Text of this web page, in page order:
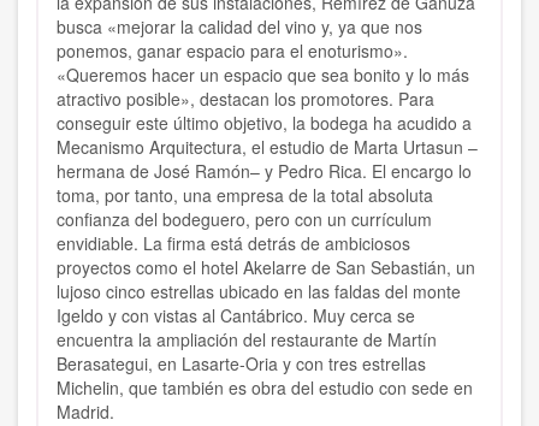
busca «mejorar la calidad del vino y, ya que nos
ponemos, ganar espacio para el enoturismo».
«Queremos hacer un espacio que sea bonito y lo más
atractivo posible», destacan los promotores. Para
conseguir este último objetivo, la bodega ha acudido a
Mecanismo Arquitectura, el estudio de Marta Urtasun –
hermana de José Ramón– y Pedro Rica. El encargo lo
toma, por tanto, una empresa de la total absoluta
confianza del bodeguero, pero con un currículum
envidiable. La firma está detrás de ambiciosos
proyectos como el hotel Akelarre de San Sebastián, un
lujoso cinco estrellas ubicado en las faldas del monte
Igeldo y con vistas al Cantábrico. Muy cerca se
encuentra la ampliación del restaurante de Martín
Berasategui, en Lasarte-Oria y con tres estrellas
Michelin, que también es obra del estudio con sede en
Madrid.